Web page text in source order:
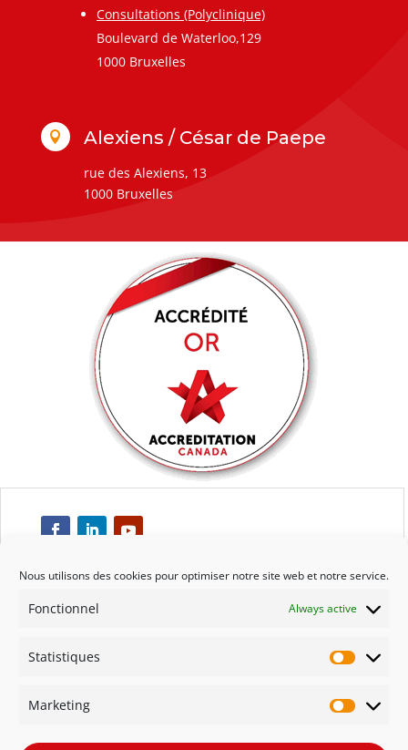
Nous utilisons des cookies pour optimiser notre site web et notre service.
Fonctionnel Always active
Statistiques
Marketing
Consultations (Polyclinique)
Boulevard de Waterloo,129
1000 Bruxelles
 Alexiens / César de Paepe
rue des Alexiens, 13
1000 Bruxelles
Respect
Engagement
Qualité